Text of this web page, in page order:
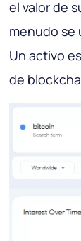
el valor de
menudo se
Un activo
de